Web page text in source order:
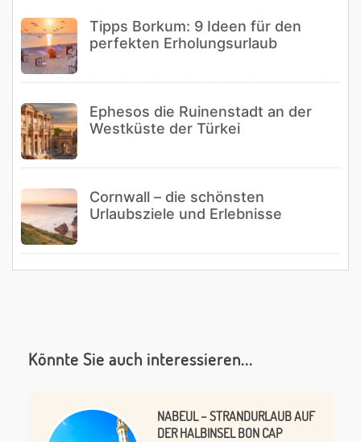
Tipps Borkum: 9 Ideen für den
perfekten Erholungsurlaub
Ephesos die Ruinenstadt an der
Westküste der Türkei
Cornwall – die schönsten
Urlaubsziele und Erlebnisse
Könnte Sie auch interessieren...
NABEUL – STRANDURLAUB AUF
DER HALBINSEL BON CAP